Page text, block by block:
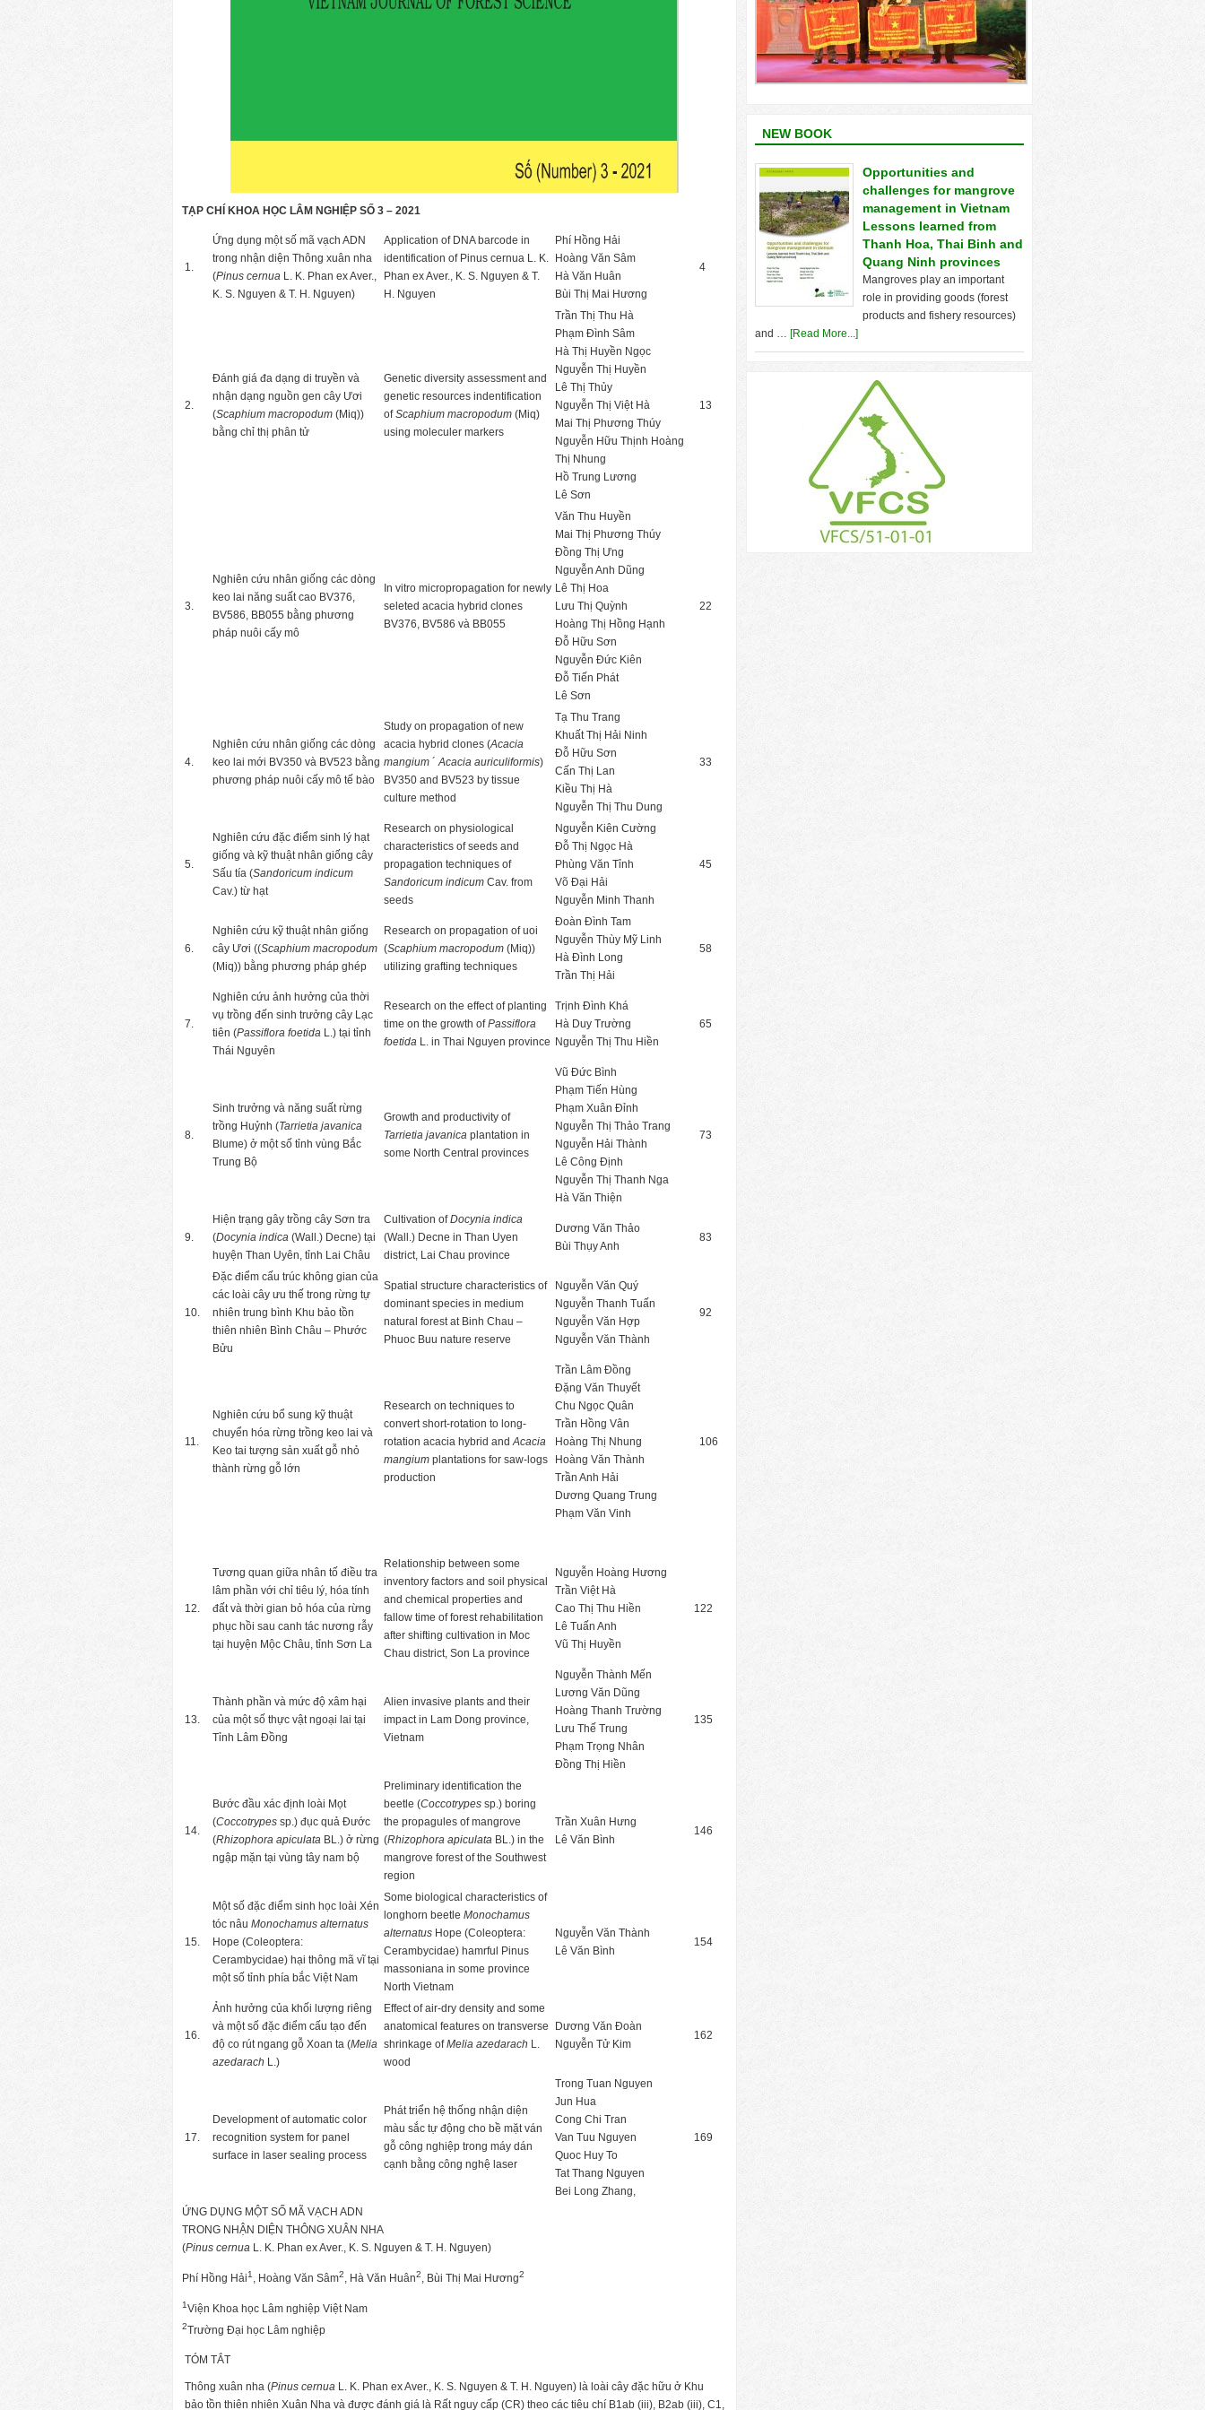
TẠP CHÍ KHOA HỌC LÂM NGHIỆP SỐ 3 – 2021
1.
Ứng dụng một số mã vạch ADN
trong nhận diện Thông xuân nha
(Pinus cernua L. K. Phan ex Aver.,
K. S. Nguyen & T. H. Nguyen)
Application of DNA barcode in
identification of Pinus cernua L. K.
Phan ex Aver., K. S. Nguyen & T.
H. Nguyen
Phí Hồng Hải
Hoàng Văn Sâm
Hà Văn Huân
Bùi Thị Mai Hương
4
2.
Đánh giá đa dạng di truyền và
nhận dạng nguồn gen cây Ươi
(Scaphium macropodum (Miq))
bằng chỉ thị phân tử
Genetic diversity assessment and
genetic resources indentification
ofScaphium macropodum (Miq)
using moleculer markers
Trần Thị Thu Hà
Phạm Đình Sâm
Hà Thị Huyền Ngọc
Nguyễn Thị Huyền
Lê Thị Thủy
Nguyễn Thị Việt Hà
Mai Thị Phương Thúy
Nguyễn Hữu Thịnh Hoàng
Thị Nhung
Hồ Trung Lương
Lê Sơn
13
3.
Nghiên cứu nhân giống các dòng
keo lai năng suất cao BV376,
BV586, BB055 bằng phương
pháp nuôi cấy mô
In vitro micropropagation for newly
seleted acacia hybrid clones
BV376, BV586 và BB055
Văn Thu Huyền
Mai Thị Phương Thúy
Đồng Thị Ưng
Nguyễn Anh Dũng
Lê Thị Hoa
Lưu Thị Quỳnh
Hoàng Thị Hồng Hạnh
Đỗ Hữu Sơn
Nguyễn Đức Kiên
Đỗ Tiến Phát
Lê Sơn
22
4.
Nghiên cứu nhân giống các dòng
keo lai mới BV350 và BV523 bằng
phương pháp nuôi cấy mô tế bào
Study on propagation of new
acacia hybrid clones (Acacia
mangium ´Acacia auriculiformis)
BV350 and BV523 by tissue
culture method
Tạ Thu Trang
Khuất Thị Hải Ninh
Đỗ Hữu Sơn
Cấn Thị Lan
Kiều Thị Hà
Nguyễn Thị Thu Dung
33
5.
Nghiên cứu đặc điểm sinh lý hạt
giống và kỹ thuật nhân giống cây
Sấu tía (Sandoricum indicum
Cav.) từ hạt
Research on physiological
characteristics of seeds and
propagation techniques of
Sandoricum indicum Cav. from
seeds
Nguyễn Kiên Cường
Đỗ Thị Ngọc Hà
Phùng Văn Tỉnh
Võ Đại Hải
Nguyễn Minh Thanh
45
6.
Nghiên cứu kỹ thuật nhân giống
cây Ươi ((Scaphium macropodum
(Miq)) bằng phương pháp ghép
Research on propagation of uoi
(Scaphium macropodum (Miq))
utilizing grafting techniques
Đoàn Đình Tam
Nguyễn Thùy Mỹ Linh
Hà Đình Long
Trần Thị Hải
58
7.
Nghiên cứu ảnh hưởng của thời
vụ trồng đến sinh trưởng cây Lạc
tiên (Passiflora foetida L.) tại tỉnh
Thái Nguyên
Research on the effect of planting
time on the growth ofPassiflora
foetida L. in Thai Nguyen province
Trịnh Đình Khá
Hà Duy Trường
Nguyễn Thị Thu Hiền
65
8.
Sinh trưởng và năng suất rừng
trồng Huỷnh (Tarrietia javanica
Blume) ở một số tỉnh vùng Bắc
Trung Bộ
Growth and productivity of
Tarrietia javanica plantation in
some North Central provinces
Vũ Đức Bình
Phạm Tiến Hùng
Phạm Xuân Đỉnh
Nguyễn Thị Thảo Trang
Nguyễn Hải Thành
Lê Công Định
Nguyễn Thị Thanh Nga
Hà Văn Thiện
73
9.
Hiện trạng gây trồng cây Sơn tra
(Docynia indica (Wall.) Decne) tại
huyện Than Uyên, tỉnh Lai Châu
Cultivation ofDocynia indica
(Wall.) Decne in Than Uyen
district, Lai Chau province
Dương Văn Thảo
Bùi Thụy Anh
83
10.
Đặc điểm cấu trúc không gian của
các loài cây ưu thế trong rừng tự
nhiên trung bình Khu bảo tồn
thiên nhiên Bình Châu – Phước
Bửu
Spatial structure characteristics of
dominant species in medium
natural forest at Binh Chau –
Phuoc Buu nature reserve
Nguyễn Văn Quý
Nguyễn Thanh Tuấn
Nguyễn Văn Hợp
Nguyễn Văn Thành
92
11.
Nghiên cứu bổ sung kỹ thuật
chuyển hóa rừng trồng keo lai và
Keo tai tượng sản xuất gỗ nhỏ
thành rừng gỗ lớn
Research on techniques to
convert short-rotation to long-
rotation acacia hybrid andAcacia
mangium plantations for saw-logs
production
Trần Lâm Đồng
Đặng Văn Thuyết
Chu Ngọc Quân
Trần Hồng Vân
Hoàng Thị Nhung
Hoàng Văn Thành
Trần Anh Hải
Dương Quang Trung
Phạm Văn Vinh
106
12.
Tương quan giữa nhân tố điều tra
lâm phần với chỉ tiêu lý, hóa tính
đất và thời gian bỏ hóa của rừng
phục hồi sau canh tác nương rẫy
tại huyện Mộc Châu, tỉnh Sơn La
Relationship between some
inventory factors and soil physical
and chemical properties and
fallow time of forest rehabilitation
after shifting cultivation in Moc
Chau district, Son La province
Nguyễn Hoàng Hương
Trần Việt Hà
Cao Thị Thu Hiền
Lê Tuấn Anh
Vũ Thị Huyền
122
13.
Thành phần và mức độ xâm hại
của một số thực vật ngoại lai tại
Tỉnh Lâm Đồng
Alien invasive plants and their
impact in Lam Dong province,
Vietnam
Nguyễn Thành Mến
Lương Văn Dũng
Hoàng Thanh Trường
Lưu Thế Trung
Phạm Trọng Nhân
Đồng Thị Hiền
135
14.
Bước đầu xác định loài Mọt
(Coccotrypes sp.) đục quả Đước
(Rhizophora apiculata BL.) ở rừng
ngập mặn tại vùng tây nam bộ
Preliminary identification the
beetle (Coccotrypes sp.) boring
the propagules of mangrove
(Rhizophora apiculata BL.) in the
mangrove forest of the Southwest
region
Trần Xuân Hưng
Lê Văn Bình
146
15.
Một số đặc điểm sinh học loài Xén
tóc nâu Monochamus alternatus
Hope (Coleoptera:
Cerambycidae) hại thông mã vĩ tại
một số tỉnh phía bắc Việt Nam
Some biological characteristics of
longhorn beetle Monochamus
alternatus Hope (Coleoptera:
Cerambycidae) hamrful Pinus
massoniana in some province
North Vietnam
Nguyễn Văn Thành
Lê Văn Bình
154
16.
Ảnh hưởng của khối lượng riêng
và một số đặc điểm cấu tạo đến
độ co rút ngang gỗ Xoan ta (Melia
azedarach L.)
Effect of air-dry density and some
anatomical features on transverse
shrinkage ofMelia azedarach L.
wood
Dương Văn Đoàn
Nguyễn Tử Kim
162
17.
Development of automatic color
recognition system for panel
surface in laser sealing process
Phát triển hệ thống nhận diện
màu sắc tự động cho bề mặt ván
gỗ công nghiệp trong máy dán
cạnh bằng công nghệ laser
Trong Tuan Nguyen
Jun Hua
Cong Chi Tran
Van Tuu Nguyen
Quoc Huy To
Tat Thang Nguyen
Bei Long Zhang,
169
ỨNG DỤNG MỘT SỐ MÃ VẠCH ADN
TRONG NHẬN DIỆN THÔNG XUÂN NHA
(Pinus cernua L. K. Phan ex Aver., K. S. Nguyen & T. H. Nguyen)
Phí Hồng Hải1 , Hoàng Văn Sâm2, Hà Văn Huân2, Bùi Thị Mai Hương2
1Viện Khoa học Lâm nghiệp Việt Nam
2Trường Đại học Lâm nghiệp
TÓM TẮT
Thông xuân nha (Pinus cernua L. K. Phan ex Aver., K. S. Nguyen & T. H. Nguyen) là loài cây đặc hữu ở Khu
bảo tồn thiên nhiên Xuân Nha và được đánh giá là Rất nguy cấp (CR) theo các tiêu chí B1ab (iii), B2ab (iii), C1,
NEW BOOK
Opportunities and
challenges for mangrove
management in Vietnam
Lessons learned from
Thanh Hoa, Thai Binh and
Quang Ninh provinces
Mangroves play an important
role in providing goods (forest
products and fishery resources)
and … [Read More...]